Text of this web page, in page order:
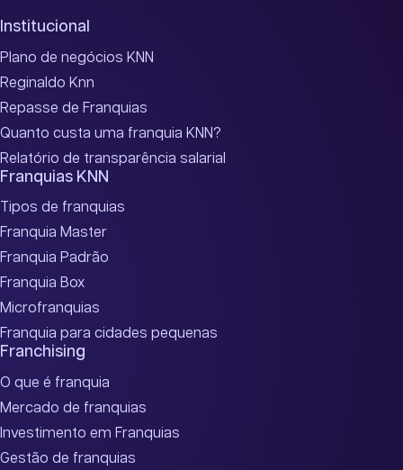
Institucional
Plano de negócios KNN
Reginaldo Knn
Repasse de Franquias
Quanto custa uma franquia KNN?
Relatório de transparência salarial
Franquias KNN
Tipos de franquias
Franquia Master
Franquia Padrão
Franquia Box
Microfranquias
Franquia para cidades pequenas
Franchising
O que é franquia
Mercado de franquias
Investimento em Franquias
Gestão de franquias